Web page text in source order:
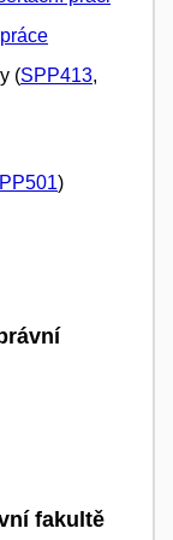
(SPP413,
)
fakultě